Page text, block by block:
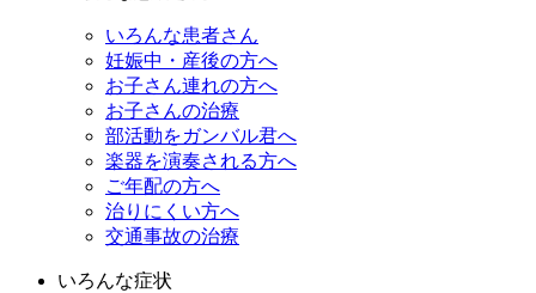
いろんな患者さん
妊娠中・産後の方へ
お子さん連れの方へ
お子さんの治療
部活動をガンバル君へ
楽器を演奏される方へ
ご年配の方へ
治りにくい方へ
交通事故の治療
いろんな症状